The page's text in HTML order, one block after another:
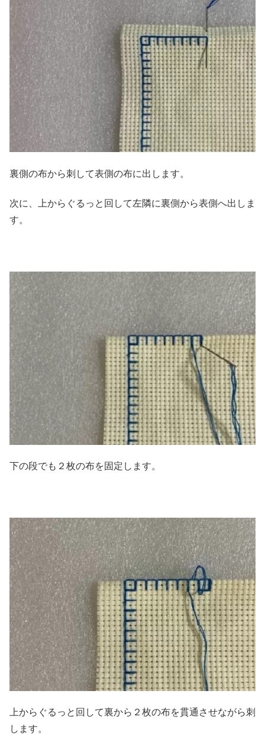
裏側の布から刺して表側の布に出します。
次に、上からぐるっと回して左隣に裏側から表側へ出しま
す。
下の段でも２枚の布を固定します。
上からぐるっと回して裏から２枚の布を貫通させながら刺
します。